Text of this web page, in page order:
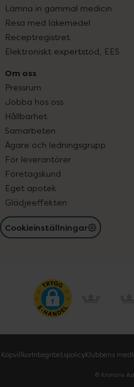
Lämna in gammal medicin
Resa med läkemedel
Receptregistret
Elektroniskt expertstöd, EES
Om oss
Pressrum
Jobba hos oss
Hållbarhet
Samarbeten
Ägare och ledningsgrupp
För leverantörer
Företagskund
Eget apotek
Glädjeeffekten
Cookieinställningar
KöpvillkorIntegritetspolicyKlubbens
© Kronans